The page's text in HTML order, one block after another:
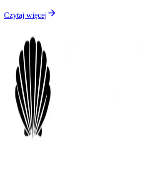
Czytaj więcej